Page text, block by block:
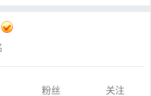
粉丝
关注